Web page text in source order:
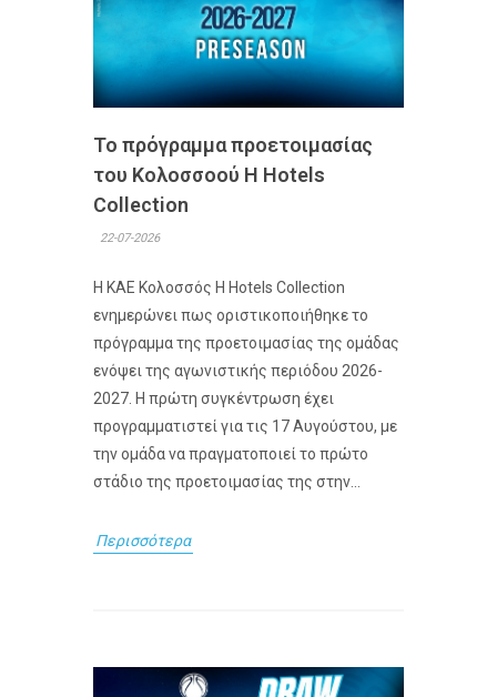
Το πρόγραμμα προετοιμασίας
του Κολοσσoού H Hotels
Collection
22-07-2026
Η ΚΑΕ Κολοσσός H Hotels Collection
ενημερώνει πως οριστικοποιήθηκε το
πρόγραμμα της προετοιμασίας της ομάδας
ενόψει της αγωνιστικής περιόδου 2026-
2027. Η πρώτη συγκέντρωση έχει
προγραμματιστεί για τις 17 Αυγούστου, με
την ομάδα να πραγματοποιεί το πρώτο
στάδιο της προετοιμασίας της στην...
Περισσότερα